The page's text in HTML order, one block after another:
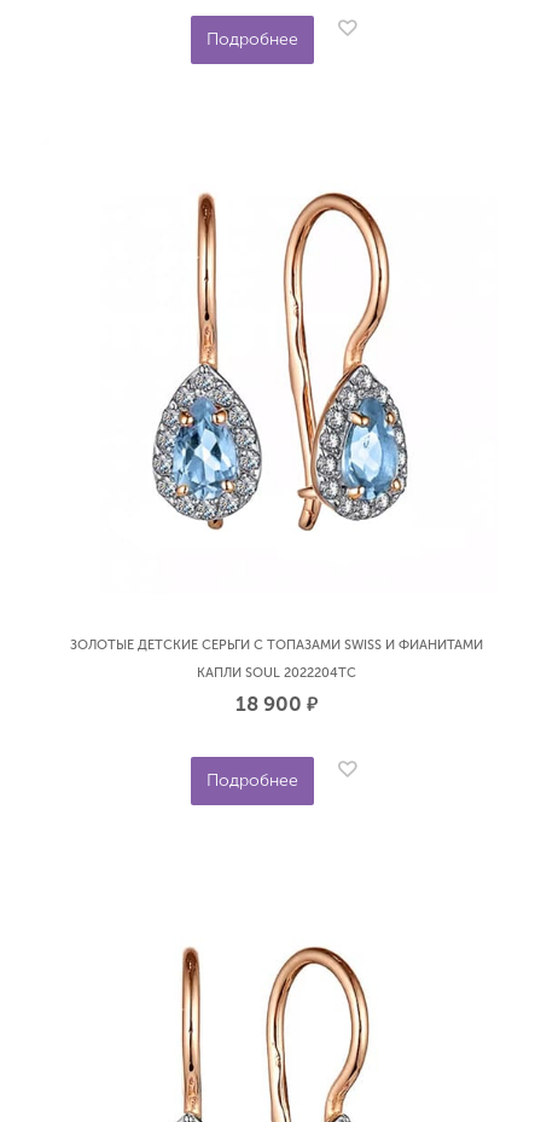
Подробнее
ЗОЛОТЫЕ ДЕТСКИЕ СЕРЬГИ С ТОПАЗАМИ SWISS И ФИАНИТАМИ
КАПЛИ SOUL 2022204ТС
18 900 р.
Подробнее